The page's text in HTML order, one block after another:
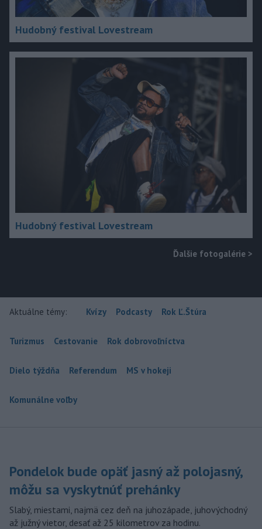
Hudobný festival Lovestream
Hudobný festival Lovestream
Ďalšie fotogalérie >
Aktuálne témy: Kvízy Podcasty Rok Ľ.Štúra
Turizmus Cestovanie Rok dobrovoľníctva
Dielo týždňa Referendum MS v hokeji
Komunálne voľby
Pondelok bude opäť jasný až polojasný,
môžu sa vyskytnúť prehánky
Slabý, miestami, najmä cez deň na juhozápade, juhovýchodný
až južný vietor, desať až 25 kilometrov za hodinu.